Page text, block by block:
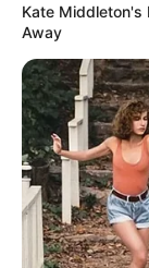
Fonte: Elo7
Kate Middleton's
Away